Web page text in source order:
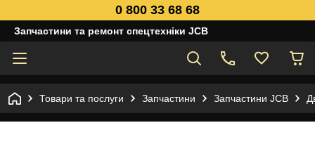
0 800 33 68 68
Запчастини та ремонт спецтехніки JCB
Товари та послуги Запчастини Запчастини JCB